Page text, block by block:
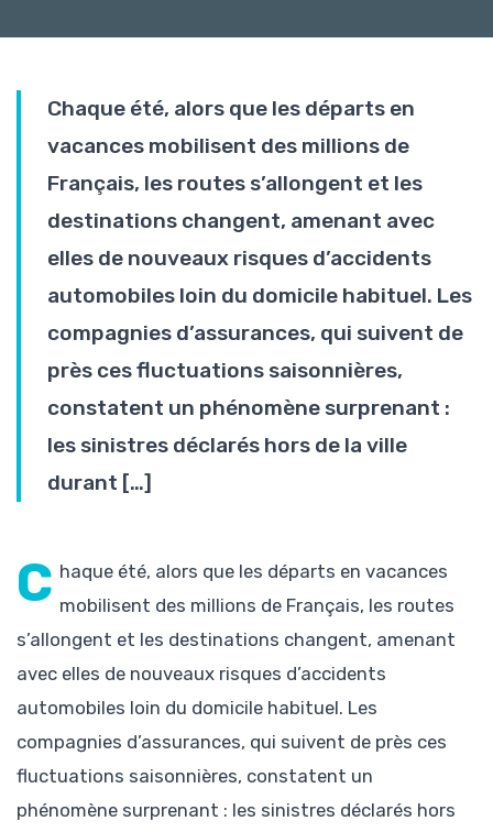
Chaque été, alors que les départs en
vacances mobilisent des millions de
Français, les routes s’allongent et les
destinations changent, amenant avec
elles de nouveaux risques d’accidents
automobiles loin du domicile habituel. Les
compagnies d’assurances, qui suivent de
près ces fluctuations saisonnières,
constatent un phénomène surprenant :
les sinistres déclarés hors de la ville
durant […]
C haque été, alors que les départs en vacances
mobilisent des millions de Français, les routes
s’allongent et les destinations changent, amenant
avec elles de nouveaux risques d’accidents
automobiles loin du domicile habituel. Les
compagnies d’assurances, qui suivent de près ces
fluctuations saisonnières, constatent un
phénomène surprenant : les sinistres déclarés hors